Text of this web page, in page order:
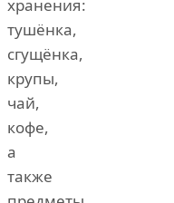
хранения:
тушёнка,
сгущёнка,
крупы,
чай,
кофе,
а
также